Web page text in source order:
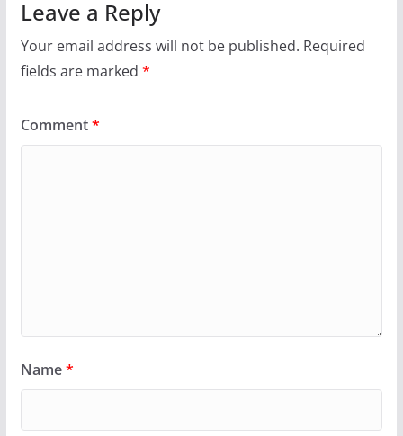
Leave a Reply
Your email address will not be published. Required
fields are marked *
Comment*
Name*